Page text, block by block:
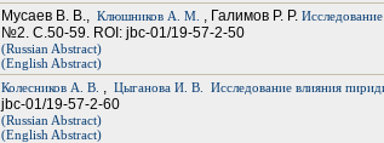
Мусаев В. В., Клюшников А. М. , Галимов Р. Р.
№2. С.50-59. ROI: jbc-01/19-57-2-50
(Russian Abstract)
(English Abstract)
Колесников А. В. , Цыганова И. В. Исследование влияния
jbc-01/19-57-2-60
(Russian Abstract)
(English Abstract)